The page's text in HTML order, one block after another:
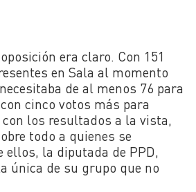
era claro. Con 151
en Sala al momento
de al menos 76 para
cinco votos más para
los resultados a la vista,
todo a quienes se
la diputada de PPD,
la única de su grupo que no